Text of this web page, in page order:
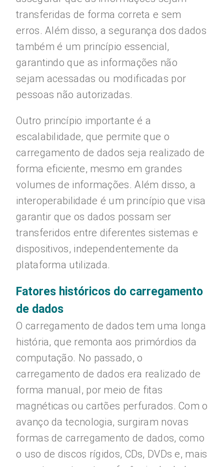
transferidas de forma correta e sem
erros. Além disso, a segurança dos dados
também é um princípio essencial,
garantindo que as informações não
sejam acessadas ou modificadas por
pessoas não autorizadas.
Outro princípio importante é a
escalabilidade, que permite que o
carregamento de dados seja realizado de
forma eficiente, mesmo em grandes
volumes de informações. Além disso, a
interoperabilidade é um princípio que visa
garantir que os dados possam ser
transferidos entre diferentes sistemas e
dispositivos, independentemente da
plataforma utilizada.
Fatores históricos do carregamento
de dados
O carregamento de dados tem uma longa
história, que remonta aos primórdios da
computação. No passado, o
carregamento de dados era realizado de
forma manual, por meio de fitas
magnéticas ou cartões perfurados. Com o
avanço da tecnologia, surgiram novas
formas de carregamento de dados, como
o uso de discos rígidos, CDs, DVDs e, mais